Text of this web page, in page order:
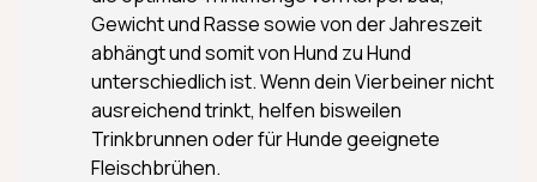
Gewicht und Rasse sowie von der Jahreszeit
abhängt und somit von Hund zu Hund
unterschiedlich ist. Wenn dein Vierbeiner nicht
ausreichend trinkt, helfen bisweilen
Trinkbrunnen oder für Hunde geeignete
Fleischbrühen.